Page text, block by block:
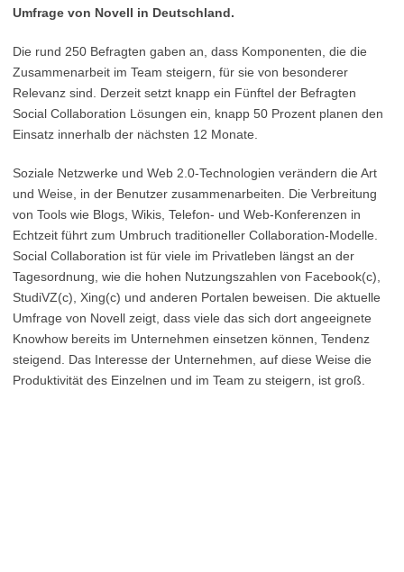
Umfrage von Novell in Deutschland.
Die rund 250 Befragten gaben an, dass Komponenten, die die
Zusammenarbeit im Team steigern, für sie von besonderer
Relevanz sind. Derzeit setzt knapp ein Fünftel der Befragten
Social Collaboration Lösungen ein, knapp 50 Prozent planen den
Einsatz innerhalb der nächsten 12 Monate.
Soziale Netzwerke und Web 2.0-Technologien verändern die Art
und Weise, in der Benutzer zusammenarbeiten. Die Verbreitung
von Tools wie Blogs, Wikis, Telefon- und Web-Konferenzen in
Echtzeit führt zum Umbruch traditioneller Collaboration-Modelle.
Social Collaboration ist für viele im Privatleben längst an der
Tagesordnung, wie die hohen Nutzungszahlen von Facebook(c),
StudiVZ(c), Xing(c) und anderen Portalen beweisen. Die aktuelle
Umfrage von Novell zeigt, dass viele das sich dort angeeignete
Knowhow bereits im Unternehmen einsetzen können, Tendenz
steigend. Das Interesse der Unternehmen, auf diese Weise die
Produktivität des Einzelnen und im Team zu steigern, ist groß.